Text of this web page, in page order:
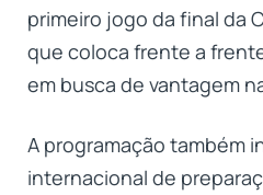
primeiro jogo da final da
que coloca frente a
em busca de vantagem
A programação também
internacional de